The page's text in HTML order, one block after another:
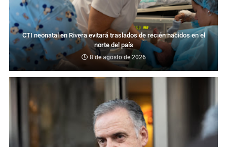
CTI neonatal en Rivera evitará traslados de recién nacidos en el
norte del país
8 de agosto de 2026